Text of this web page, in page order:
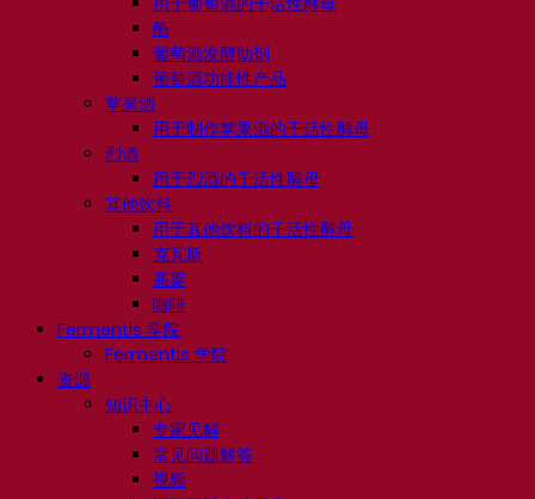
酶
葡萄酒发酵助剂
葡萄酒功能性产品
苹果酒
用于制作苹果酒的干活性酵母
烈酒
用于烈酒的干活性酵母
其他饮料
用于其他饮料的干活性酵母
克瓦斯
高粱
咖啡
Fermentis 学院
Fermentis 学院
资源
知识中心
专家见解
常见问题解答
视频